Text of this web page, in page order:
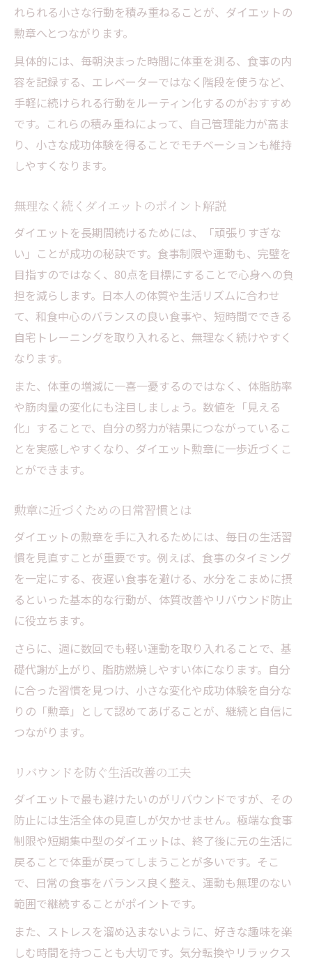
れられる小さな行動を積み重ねることが、ダイエットの
勲章へとつながります。
具体的には、毎朝決まった時間に体重を測る、食事の内
容を記録する、エレベーターではなく階段を使うなど、
手軽に続けられる行動をルーティン化するのがおすすめ
です。これらの積み重ねによって、自己管理能力が高ま
り、小さな成功体験を得ることでモチベーションも維持
しやすくなります。
無理なく続くダイエットのポイント解説
ダイエットを長期間続けるためには、「頑張りすぎな
い」ことが成功の秘訣です。食事制限や運動も、完璧を
目指すのではなく、80点を目標にすることで心身への負
担を減らします。日本人の体質や生活リズムに合わせ
て、和食中心のバランスの良い食事や、短時間でできる
自宅トレーニングを取り入れると、無理なく続けやすく
なります。
また、体重の増減に一喜一憂するのではなく、体脂肪率
や筋肉量の変化にも注目しましょう。数値を「見える
化」することで、自分の努力が結果につながっているこ
とを実感しやすくなり、ダイエット勲章に一歩近づくこ
とができます。
勲章に近づくための日常習慣とは
ダイエットの勲章を手に入れるためには、毎日の生活習
慣を見直すことが重要です。例えば、食事のタイミング
を一定にする、夜遅い食事を避ける、水分をこまめに摂
るといった基本的な行動が、体質改善やリバウンド防止
に役立ちます。
さらに、週に数回でも軽い運動を取り入れることで、基
礎代謝が上がり、脂肪燃焼しやすい体になります。自分
に合った習慣を見つけ、小さな変化や成功体験を自分な
りの「勲章」として認めてあげることが、継続と自信に
つながります。
リバウンドを防ぐ生活改善の工夫
ダイエットで最も避けたいのがリバウンドですが、その
防止には生活全体の見直しが欠かせません。極端な食事
制限や短期集中型のダイエットは、終了後に元の生活に
戻ることで体重が戻ってしまうことが多いです。そこ
で、日常の食事をバランス良く整え、運動も無理のない
範囲で継続することがポイントです。
また、ストレスを溜め込まないように、好きな趣味を楽
しむ時間を持つことも大切です。気分転換やリラックス